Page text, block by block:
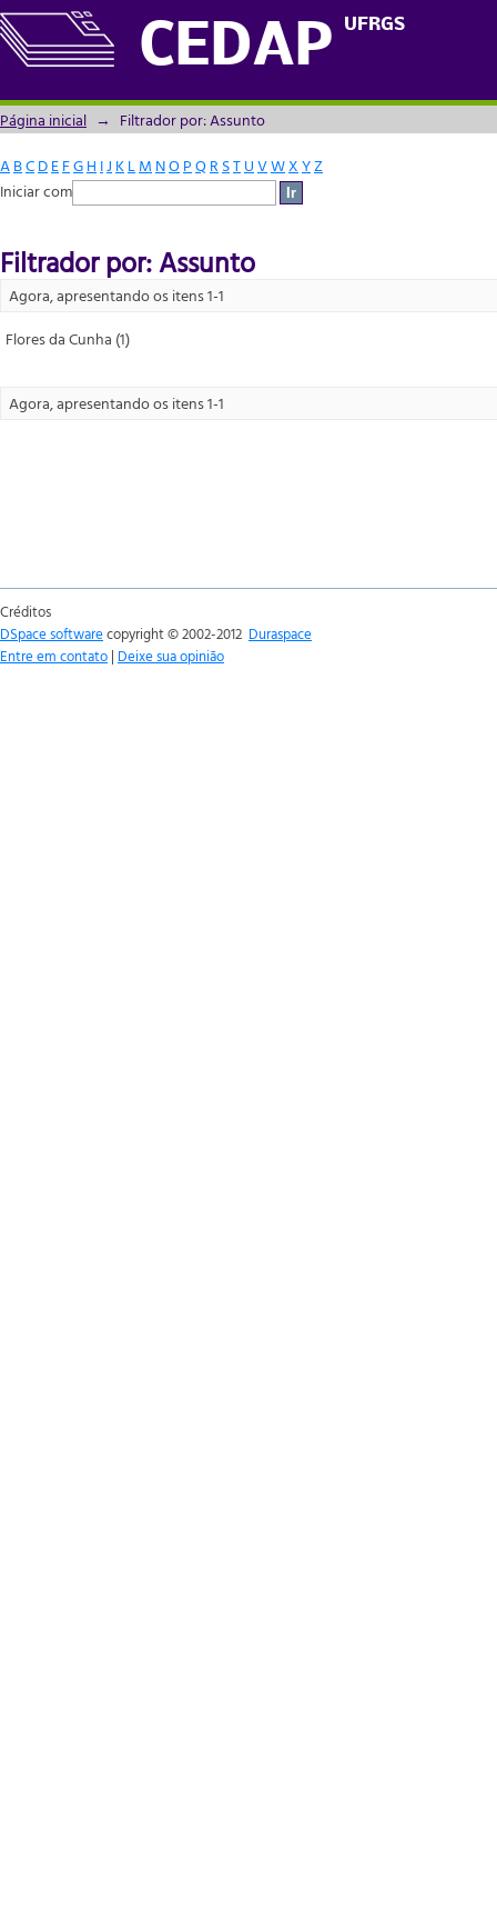
CEDAP UFRGS
Filtrador por: Assunto
Página inicial → Filtrador por: Assunto
ABCDEFGH IJ KLM NOPQRSTUVWXYZ
Iniciar com
Filtrador por: Assunto
Agora, apresentando os itens 1-1
Flores da Cunha (1)
Agora, apresentando os itens 1-1
Créditos
DSpace softwarecopyright © 2002-2012 Duraspace
Entre em contato | Deixe sua opinião